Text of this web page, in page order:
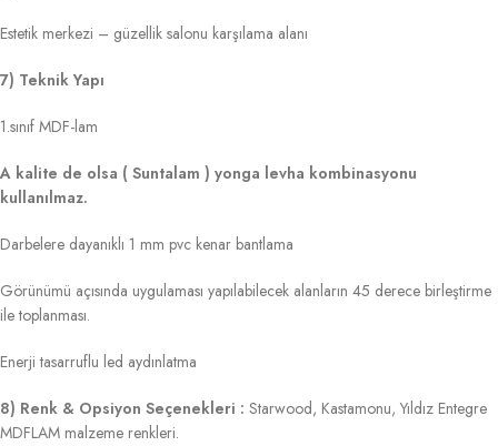
Estetik merkezi – güzellik salonu karşılama alanı
7) Teknik Yapı
1.sınıf MDF-lam
A kalite de olsa ( Suntalam ) yonga levha kombinasyonu
kullanılmaz.
Darbelere dayanıklı 1 mm pvc kenar bantlama
Görünümü açısında uygulaması yapılabilecek alanların 45 derece birleştirme
ile toplanması.
Enerji tasarruflu led aydınlatma
8) Renk & Opsiyon Seçenekleri : Starwood, Kastamonu, Yıldız Entegre
MDFLAM malzeme renkleri.